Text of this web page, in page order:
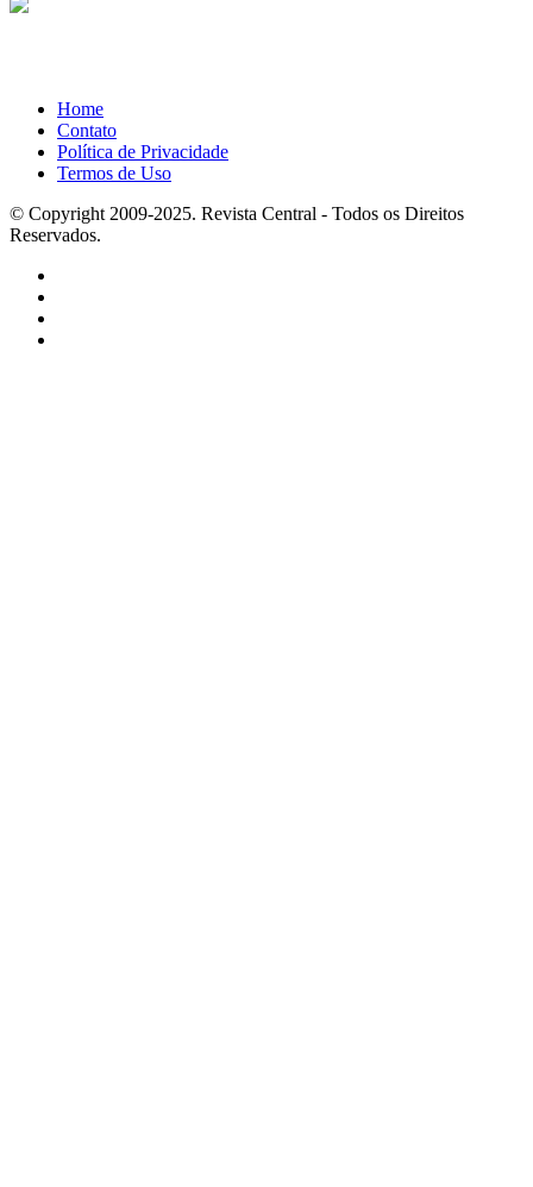
Home
Contato
Política de Privacidade
Termos de Uso
© Copyright 2009-2025. Revista Central - Todos os Direitos
Reservados.